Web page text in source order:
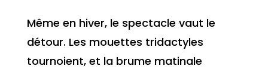
Même en hiver, le spectacle vaut le
détour. Les mouettes tridactyles
tournoient, et la brume matinale